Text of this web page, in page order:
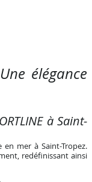
élégance
à Saint-
mer à Saint-Tropez.
redéfinissant ainsi